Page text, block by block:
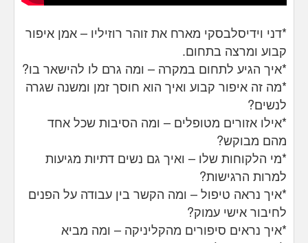
*דני וידיסלבסקי מארח את זוהר רוזיליו – אמן איפור
קבוע ומרצה בתחום.
*איך הגיע לתחום במקרה – ומה גרם לו להישאר בו?
*מה זה איפור קבוע ואיך הוא חוסך זמן ומשנה שגרה
לנשים?
*אילו אזורים מטופלים – ומה הסיבות שכל אחד
מהם מבוקש?
*מי הלקוחות שלו – ואיך גם נשים דתיות מגיעות
למרות הרגישות?
*איך נראה טיפול – ומה הקשר בין עבודה על הפנים
לחיבור אישי עמוק?
*איך נראים סיפורים מהקליניקה – ומה מביא